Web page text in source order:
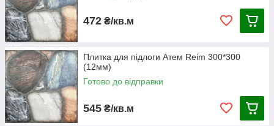
472 ₴/кв.м
Плитка для підлоги Атем Reim 300*300
(12мм)
Готово до відправки
545 ₴/кв.м